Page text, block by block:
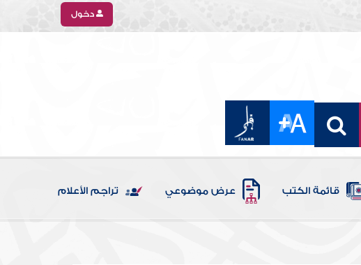
دخول
قائمة الكتب عرض موضوعي تراجم الأعلام